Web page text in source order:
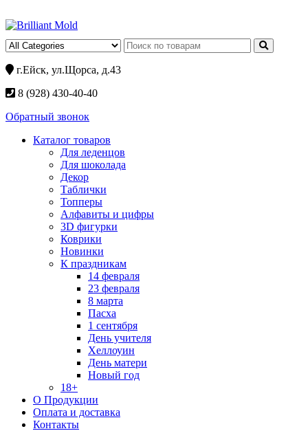
г.Ейск, ул.Щорса, д.43
8 (928) 430-40-40
Обратный звонок
Каталог товаров
Для леденцов
Для шоколада
Декор
Таблички
Топперы
Алфавиты и цифры
3D фигурки
Коврики
Новинки
К праздникам
14 февраля
23 февраля
8 марта
Пасха
1 сентября
День учителя
Хеллоуин
День матери
Новый год
18+
О Продукции
Оплата и доставка
Контакты